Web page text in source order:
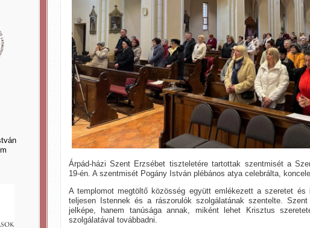
Árpád-házi Szent Erzsébet tiszteletére tartottak szentmisét a
19-én. A szentmisét Pogány István plébános atya celebrálta,
A templomot megtöltő közösség együtt emlékezett a szeretet
teljesen Istennek és a rászorulók szolgálatának szentelte.
jelképe, hanem tanúsága annak, miként lehet Krisztus
szolgálatával továbbadni.